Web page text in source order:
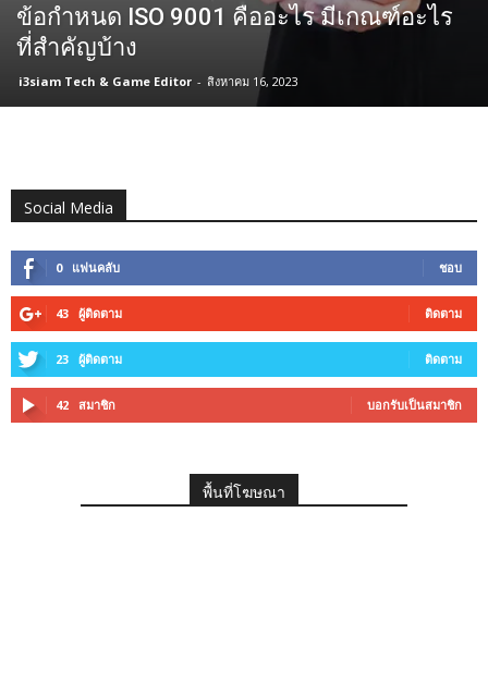
ข้อกำหนด ISO 9001 คืออะไร มีเกณฑ์อะไร
ที่สำคัญบ้าง
i3siam Tech & Game Editor - สิงหาคม 16, 2023
Social Media
0 แฟนคลับ ชอบ
43 ผู้ติดตาม ติดตาม
23 ผู้ติดตาม ติดตาม
42 สมาชิก บอกรับเป็นสมาชิก
พื้นที่โฆษณา